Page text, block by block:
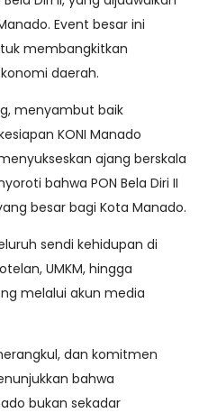
Event besar ini
membangkitkan
daerah.
menyambut baik
KONI Manado
ajang berskala
bahwa PON Bela Diri II
besar bagi Kota Manado.
sendi kehidupan di
UMKM, hingga
melalui akun media
dan komitmen
bahwa
bukan sekadar